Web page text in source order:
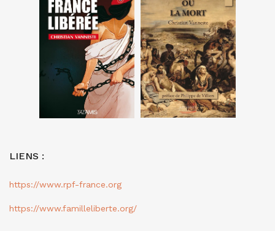
LIENS :
https://www.rpf-france.org
https://www.familleliberte.org/